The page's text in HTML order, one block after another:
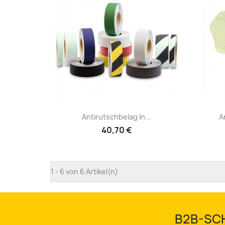
Schnellansicht
Antirutschbelag In...
40,70 €
1 - 6 von 6 Artikel(n)
B2B-